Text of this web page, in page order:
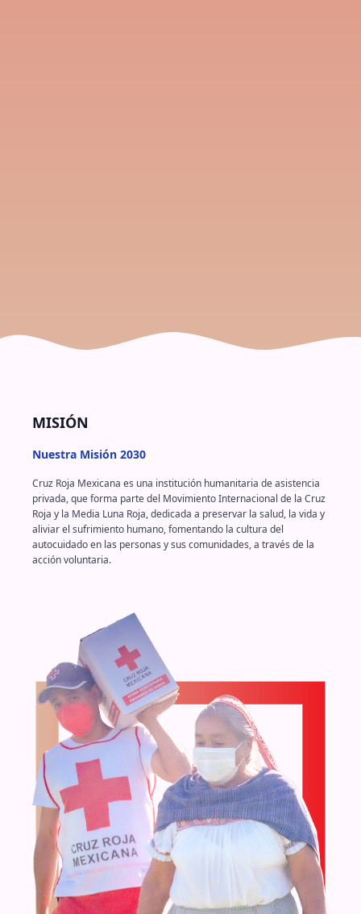
MISIÓN
Nuestra Misión 2030
Cruz Roja Mexicana es una institución humanitaria de asistencia
privada, que forma parte del Movimiento Internacional de la Cruz
Roja y la Media Luna Roja, dedicada a preservar la salud, la vida y
aliviar el sufrimiento humano, fomentando la cultura del
autocuidado en las personas y sus comunidades, a través de la
acción voluntaria.